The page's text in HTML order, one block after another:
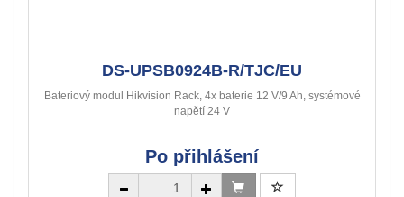
DS-UPSB0924B-R/TJC/EU
Bateriový modul Hikvision Rack, 4x baterie 12 V/9 Ah, systémové
napětí 24 V
Po přihlášení